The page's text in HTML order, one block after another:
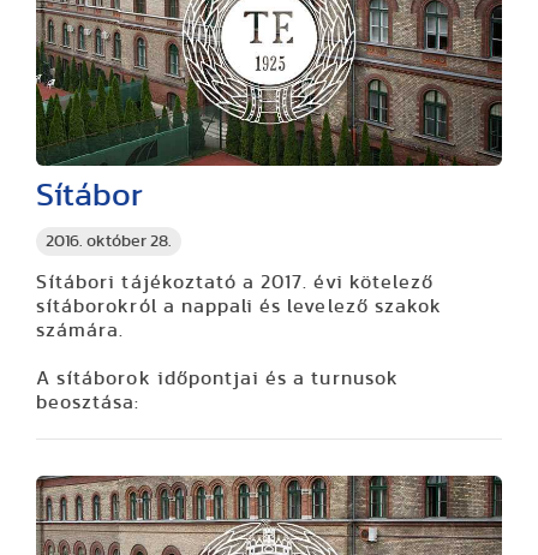
2016. október 28.
Sítábor
Sítábori tájékoztató a 2017. évi kötelező
sítáborokról a nappali és levelező szakok
számára.
A sítáborok időpontjai és a turnusok
beosztása: